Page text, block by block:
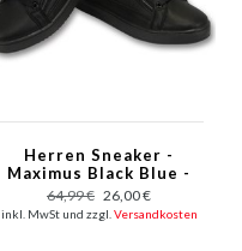
Herren Sneaker -
Maximus Black Blue -
CMS97 - Schwarz /
Blau
64,99 € 26,00 €
inkl. MwSt und zzgl. Versandkosten